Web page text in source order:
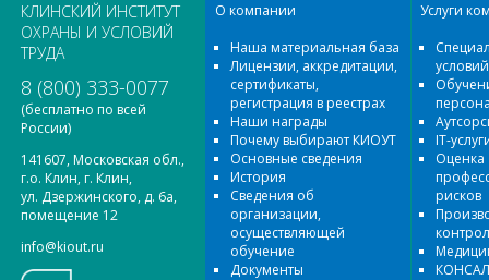
КЛИНСКИЙ ИНСТИТУТ
ОХРАНЫ И УСЛОВИЙ
ТРУДА
8 (800) 333-0077
(бесплатно по всей
России)
141607, Московская обл.,
г.о. Клин, г. Клин,
ул. Дзержинского, д. 6а,
помещение 12
info@kiout.ru
О компании
Наша материальная база
Лицензии, аккредитации,
сертификаты,
регистрация в реестрах
Наши награды
Почему выбирают КИОУТ
Основные сведения
История
Сведения об
организации,
осуществляющей
обучение
Документы
Услуги
IT-
Оценка
рисков